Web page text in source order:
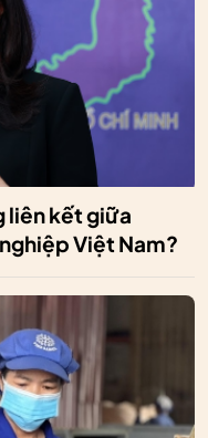
liên kết giữa
Việt Nam?